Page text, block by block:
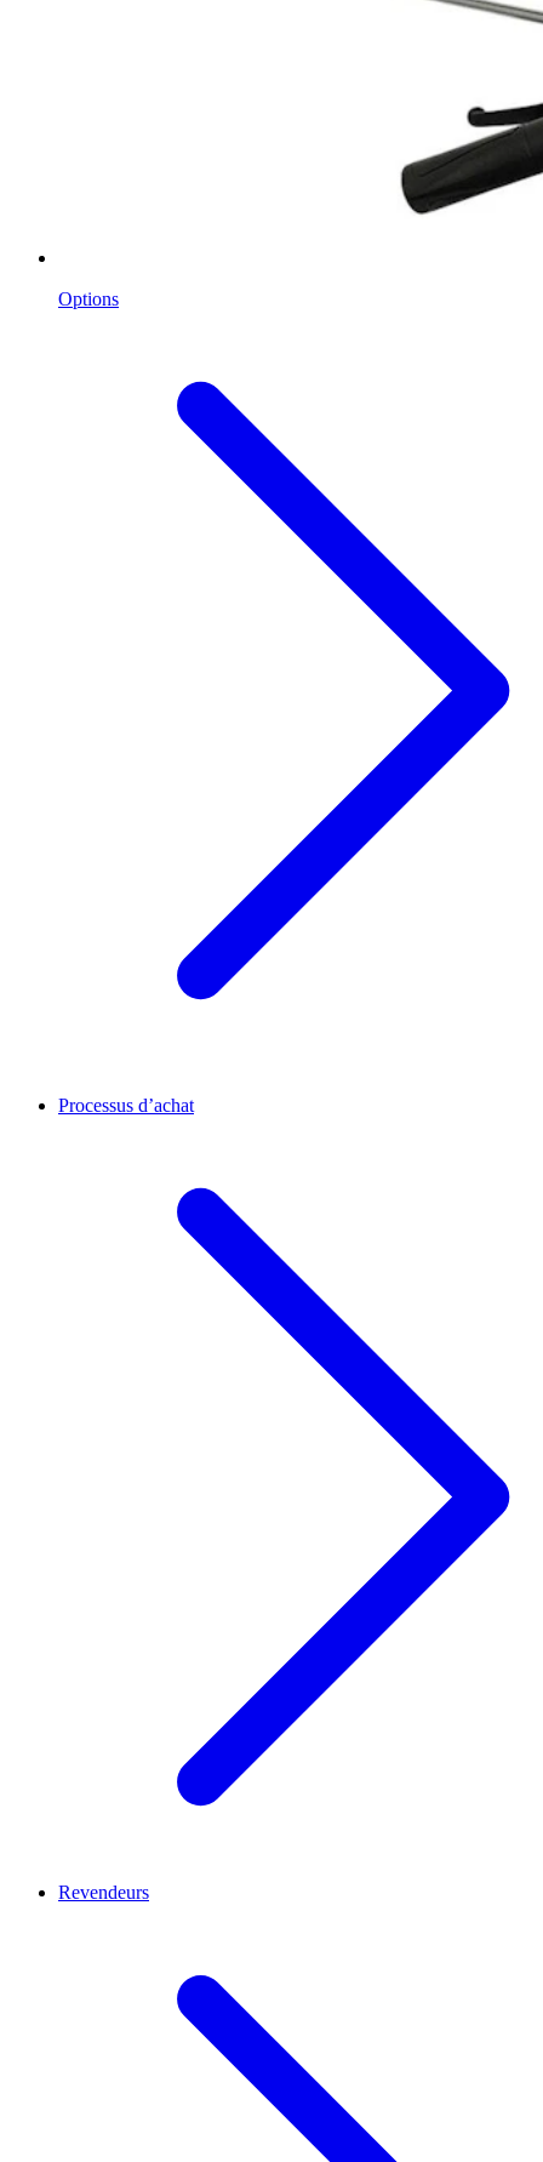
Options
Processus d’achat
Revendeurs